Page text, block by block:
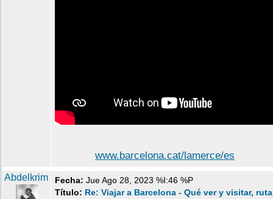
www.barcelona.cat/lamerce/es
Abdelkrim Fecha: Jue Ago 28, 2023 %I:46 %P
Título: Re: Viajar a Barcelona - Qué ver y visitar,